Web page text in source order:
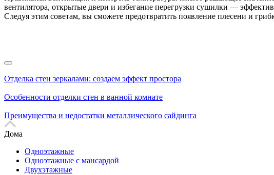
вентилятора, открытые двери и избегание перегрузки сушилки —
Следуя этим советам, вы сможете предотвратить появление плесени и
Отделка стен зеркалами: создаем эффект простора
Особенности отделки стен в ванной комнате
Преимущества и недостатки металлического сайдинга
Дома
Одноэтажные
Одноэтажные с мансардой
Двухэтажные